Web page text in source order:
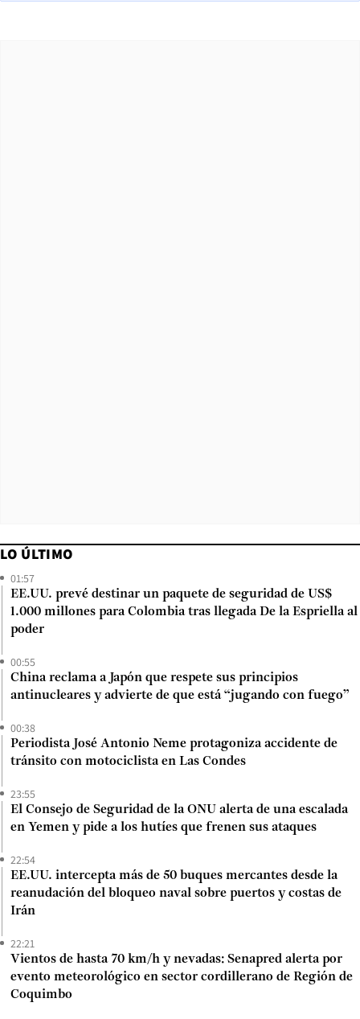
LO ÚLTIMO
01:57
EE.UU. prevé destinar un paquete de seguridad de US$
1.000 millones para Colombia tras llegada De la Espriella al
poder
00:55
China reclama a Japón que respete sus principios
antinucleares y advierte de que está “jugando con fuego”
00:38
Periodista José Antonio Neme protagoniza accidente de
tránsito con motociclista en Las Condes
23:55
El Consejo de Seguridad de la ONU alerta de una escalada
en Yemen y pide a los hutíes que frenen sus ataques
22:54
EE.UU. intercepta más de 50 buques mercantes desde la
reanudación del bloqueo naval sobre puertos y costas de
Irán
22:21
Vientos de hasta 70 km/h y nevadas: Senapred alerta por
evento meteorológico en sector cordillerano de Región de
Coquimbo